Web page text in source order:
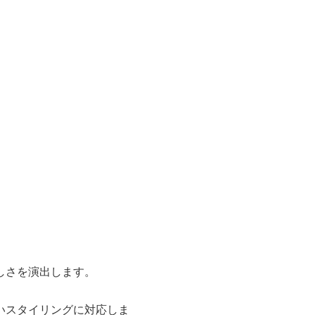
を演出します。
タイリングに対応しま